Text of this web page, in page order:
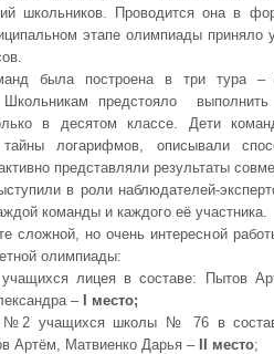
школьников. Проводится она в
этапе олимпиады
была построена в три тура –
Школьникам предстояло
в десятом классе. Дети
тайны логарифмов, описывали
представляли результаты
в роли наблюдателей-
команды и каждого её участника.
сложной, но очень интересной
олимпиады:
лицея в составе: Пытов
–
место;
№2 учащихся школы № 76 в
Артём, Матвиенко Дарья –
II место;